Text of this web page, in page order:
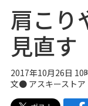
肩こり
見直す
2017年10月26日 10
文● アスキーストア